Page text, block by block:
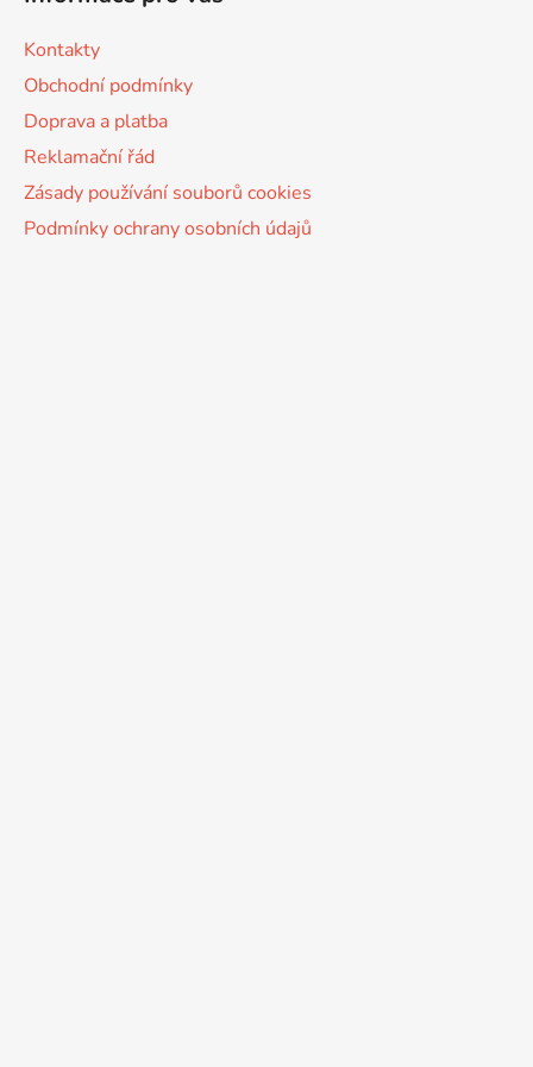
Kontakty
Obchodní podmínky
Doprava a platba
Reklamační řád
Zásady používání souborů cookies
Podmínky ochrany osobních údajů